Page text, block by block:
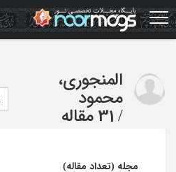
Skip
to
main
المنجوری،
محمود
/ 31 مقاله
مجله (تعداد مقاله)